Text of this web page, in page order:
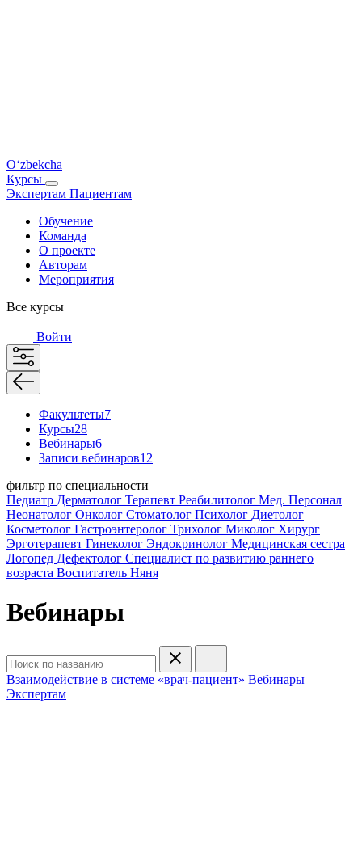
O‘zbekcha
Курсы
Экспертам Пациентам
Обучение
Команда
О проекте
Авторам
Мероприятия
Все курсы
Войти
Факультеты7
Курсы28
Вебинары6
Записи вебинаров12
фильтр по специальности
Педиатр Дерматолог Терапевт Реабилитолог Мед. Персонал
Неонатолог Онколог Стоматолог Психолог Диетолог
Косметолог Гастроэнтеролог Трихолог Миколог Хирург
Эрготерапевт Гинеколог Эндокринолог Медицинская сестра
Логопед Дефектолог Специалист по развитию раннего
возраста Воспитатель Няня
Вебинары
Взаимодействие в системе «врач-пациент» Вебинары
Экспертам